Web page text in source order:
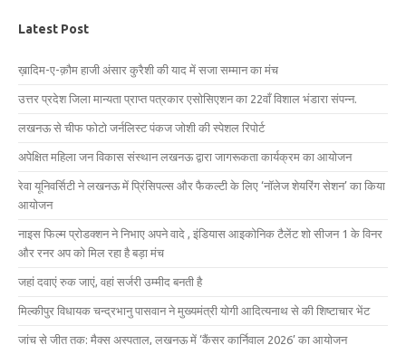
Latest Post
ख़ादिम-ए-क़ौम हाजी अंसार कुरैशी की याद में सजा सम्मान का मंच
उत्तर प्रदेश जिला मान्यता प्राप्त पत्रकार एसोसिएशन का 22वाँ विशाल भंडारा संपन्न.
लखनऊ से चीफ फोटो जर्नलिस्ट पंकज जोशी की स्पेशल रिपोर्ट
अपेक्षित महिला जन विकास संस्थान लखनऊ द्वारा जागरूकता कार्यक्रम का आयोजन
रेवा यूनिवर्सिटी ने लखनऊ में प्रिंसिपल्स और फैकल्टी के लिए ‘नॉलेज शेयरिंग सेशन’ का किया
आयोजन
नाइस फिल्म प्रोडक्शन ने निभाए अपने वादे , इंडियास आइकोनिक टैलेंट शो सीजन 1 के विनर
और रनर अप को मिल रहा है बड़ा मंच
जहां दवाएं रुक जाएं, वहां सर्जरी उम्मीद बनती है
मिल्कीपुर विधायक चन्द्रभानु पासवान ने मुख्यमंत्री योगी आदित्यनाथ से की शिष्टाचार भेंट
जांच से जीत तक: मैक्स अस्पताल, लखनऊ में ‘कैंसर कार्निवाल 2026’ का आयोजन